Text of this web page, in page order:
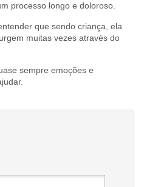
processo longo e doloroso.
que sendo criança, ela
muitas vezes através do
sempre emoções e